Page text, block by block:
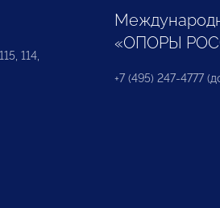
114,
«ОПОРЫ
+7 (495) 247-4777